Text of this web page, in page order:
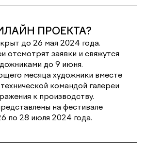
ПРОЕКТА?
до 26 мая 2024 года.
отсмотрят заявки и свяжутся
до 9 июня.
месяца художники вместе
командой галереи
к производству.
на фестивале
по 28 июля 2024 года.